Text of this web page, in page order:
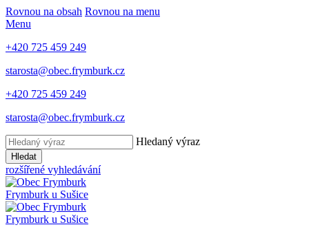
Rovnou na obsah Rovnou na menu
Menu
+420 725 459 249
starosta@obec.frymburk.cz
+420 725 459 249
starosta@obec.frymburk.cz
Hledaný výraz
Hledat
rozšířené vyhledávání
Frymburk u Sušice
Frymburk u Sušice